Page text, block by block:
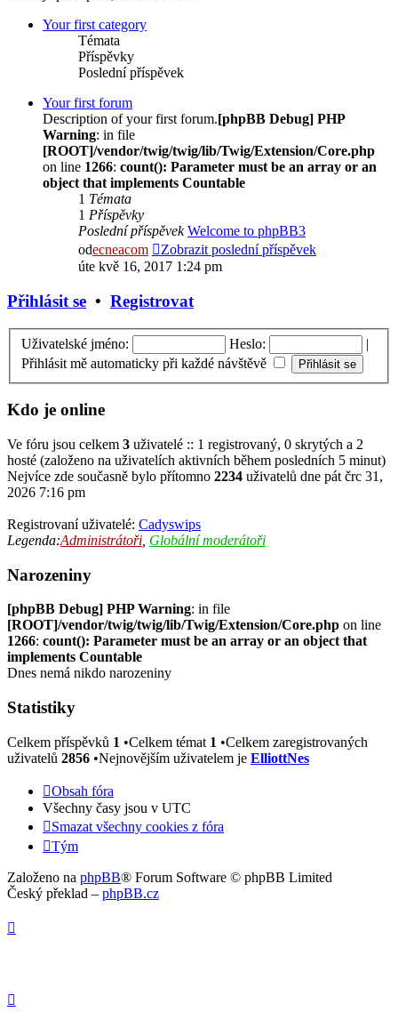
Your first category
Témata
Příspěvky
Poslední příspěvek
Your first forum
Description of your first forum. [phpBB Debug] PHP
Warning: in file
[ROOT]/vendor/twig/twig/lib/Twig/Extension/Core.php
on line 1266: count(): Parameter must be an array or an
object that implements Countable
1 Témata
1 Příspěvky
Poslední příspěvek Welcome to phpBB3
odecneacom
Zobrazit poslední příspěvek
úte kvě 16, 2017 1:24 pm
Přihlásit se • Registrovat
Uživatelské jméno: Heslo:
|
Přihlásit mě automaticky při každé návštěvě
Kdo je online
Ve fóru jsou celkem 3 uživatelé :: 1 registrovaný, 0 skrytých a 2
hosté (založeno na uživatelích aktivních během posledních 5 minut)
Nejvíce zde současně bylo přítomno 2234 uživatelů dne pát črc 31,
2026 7:16 pm
Registrovaní uživatelé: Cadyswips
Legenda:Administrátoři Globální moderátoři
Narozeniny
[phpBB Debug] PHP Warning: in file
[ROOT]/vendor/twig/twig/lib/Twig/Extension/Core.php on line
1266: count(): Parameter must be an array or an object that
implements Countable
Dnes nemá nikdo narozeniny
Statistiky
Celkem příspěvků 1 •Celkem témat 1 •Celkem zaregistrovaných
uživatelů 2856 •Nejnovějším uživatelem je ElliottNes
Obsah fóra
Všechny časy jsou v UTC
Smazat všechny cookies z fóra
Tým
Založeno na phpBB® Forum Software © phpBB Limited
Český překlad – phpBB.cz